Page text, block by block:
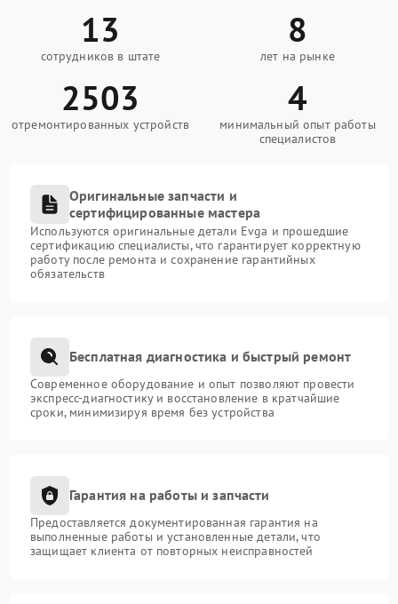
13
сотрудников в штате
8
лет на рынке
2503
отремонтированных устройств
4
минимальный опыт работы
специалистов
Оригинальные запчасти и
сертифицированные мастера
Используются оригинальные детали Evga и прошедшие
сертификацию специалисты, что гарантирует корректную
работу после ремонта и сохранение гарантийных
обязательств
Бесплатная диагностика и быстрый ремонт
Современное оборудование и опыт позволяют провести
экспресс-диагностику и восстановление в кратчайшие
сроки, минимизируя время без устройства
Гарантия на работы и запчасти
Предоставляется документированная гарантия на
выполненные работы и установленные детали, что
защищает клиента от повторных неисправностей